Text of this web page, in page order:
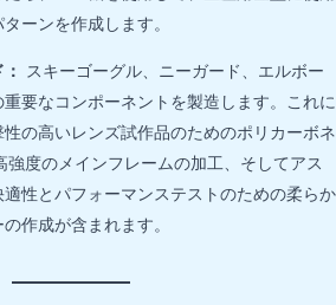
ーンを作成します。
スキーゴーグル、ニーガード、エルボー
要なコンポーネントを製造します。これに
の高いレンズ試作品のためのポリカーボネ
強度のメインフレームの加工、そしてアス
性とパフォーマンステストのための柔らか
作成が含まれます。